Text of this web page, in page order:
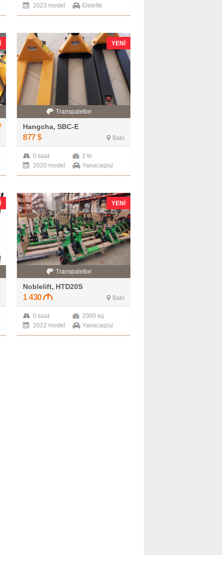
2023 model
Elekrtik
YENI
Transpaletlər
Hangcha, SBC-E
877 $ Bakı
0 saat
2 tn
2020 model
Yanacaqsız
YENI
Transpaletlər
Noblelift, HTD20S
1 430 Bakı
0 saat
2000 kq
2022 model
Yanacaqsız